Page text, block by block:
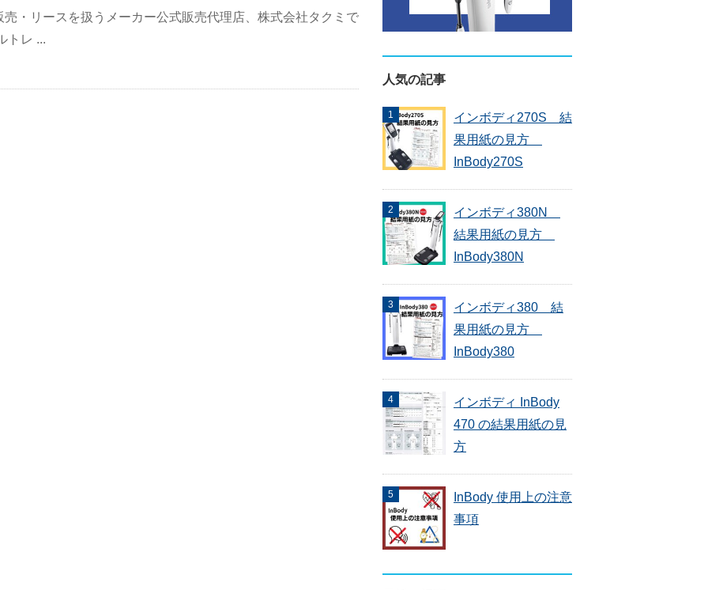
売・リースを扱うメーカー公式販売代理店、株式会社タクミで
トレ ...
人気の記事
インボディ270S 結
果用紙の見方
InBody270S
インボディ380N
結果用紙の見方
InBody380N
インボディ380 結
果用紙の見方
InBody380
インボディ InBody
470 の結果用紙の見
方
InBody 使用上の注意
事項